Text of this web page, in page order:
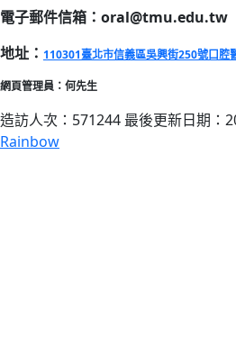
電子郵件信箱：oral@tmu.edu.tw
地址： 110301臺北市信義區吳興街250號口腔
網頁管理員：何先生
造訪人次：571244 最後更新日期：
Rainbow